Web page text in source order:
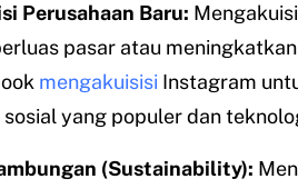
Perusahaan Baru:
pasar atau
mengakuisisi Instagram
sosial yang populer dan
(Sustainability):